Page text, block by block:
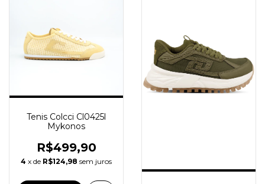
Tenis Colcci Cl0425l
Mykonos
R$499,90
4 x de R$124,98 sem juros